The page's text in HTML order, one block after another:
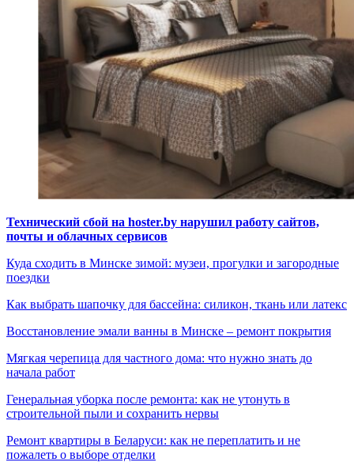
Технический сбой на hoster.by нарушил работу сайтов,
почты и облачных сервисов
Куда сходить в Минске зимой: музеи, прогулки и загородные
поездки
Как выбрать шапочку для бассейна: силикон, ткань или латекс
Восстановление эмали ванны в Минске – ремонт покрытия
Мягкая черепица для частного дома: что нужно знать до
начала работ
Генеральная уборка после ремонта: как не утонуть в
строительной пыли и сохранить нервы
Ремонт квартиры в Беларуси: как не переплатить и не
пожалеть о выборе отделки